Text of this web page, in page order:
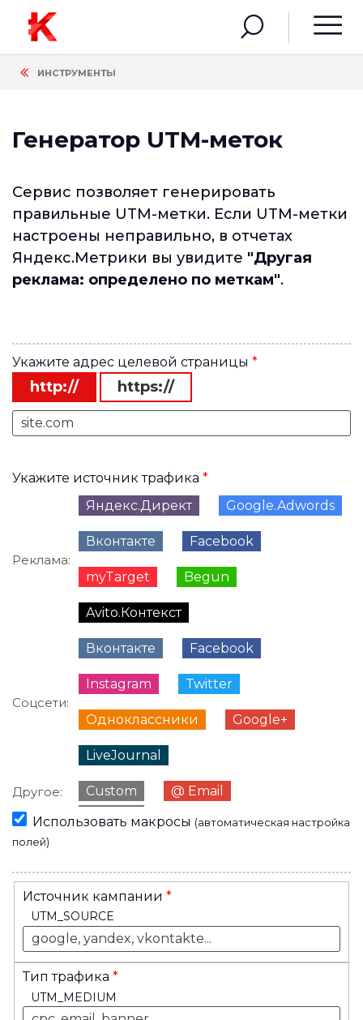
ИНСТРУМЕНТЫ
Генератор UTM-меток
Сервис позволяет генерировать
правильные UTM-метки. Если UTM-метки
настроены неправильно, в отчетах
Яндекс.Метрики вы увидите "Другая
реклама: определено по меткам".
Укажите адрес целевой страницы *
http:// https://
Укажите источник трафика *
Реклама:
Яндекс.Директ Google.Adwords
Вконтакте Facebook
myTarget Begun
Avito.Контекст
Соцсети:
Вконтакте Facebook
Instagram Twitter
Одноклассники Google+
LiveJournal
Другое: Custom
@ Email
Использовать макросы (автоматическая настройка
полей)
Источник кампании *
UTM_SOURCE
Тип трафика *
UTM_MEDIUM